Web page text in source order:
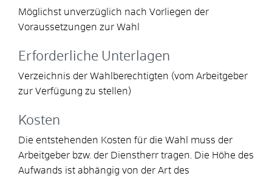
Möglichst unverzüglich nach Vorliegen der
Voraussetzungen zur Wahl
Erforderliche Unterlagen
Verzeichnis der Wahlberechtigten (vom Arbeitgeber
zur Verfügung zu stellen)
Kosten
Die entstehenden Kosten für die Wahl muss der
Arbeitgeber bzw. der Dienstherr tragen. Die Höhe des
Aufwands ist abhängig von der Art des